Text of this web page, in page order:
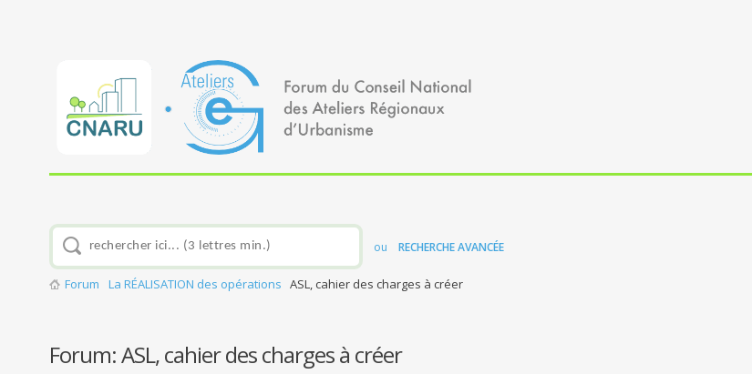
ou RECHERCHE AVANCÉE
Forum La RÉALISATION des opérations ASL, cahier des charges à créer
Forum:ASL, cahier des charges à créer